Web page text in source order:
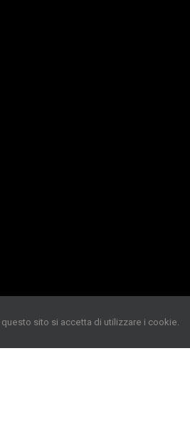
sito si accetta di utilizzare i cookie.